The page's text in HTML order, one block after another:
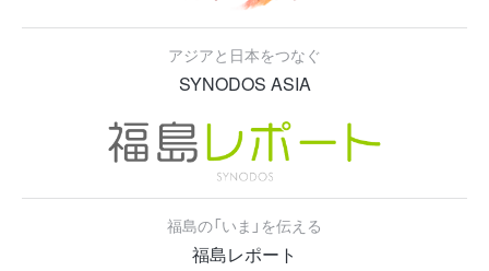
アジアと日本をつなぐ
SYNODOS ASIA
福島の「いま」を伝える
福島レポート